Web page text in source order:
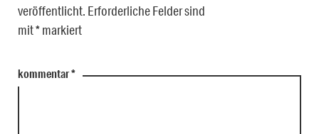
veröffentlicht. Erforderliche Felder sind
mit*markiert
kommentar*